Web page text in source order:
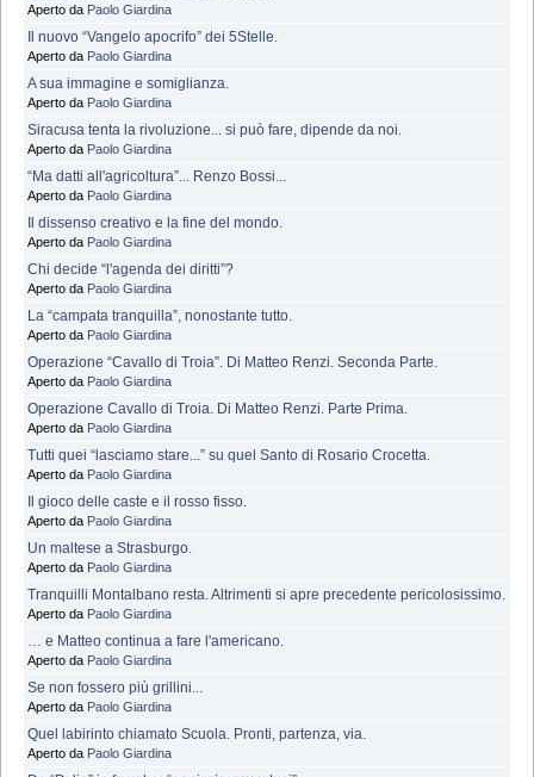
Aperto da Paolo Giardina
Il nuovo “Vangelo apocrifo” dei 5Stelle.
Aperto da Paolo Giardina
A sua immagine e somiglianza.
Aperto da Paolo Giardina
Siracusa tenta la rivoluzione... si può fare, dipende da noi.
Aperto da Paolo Giardina
“Ma datti all'agricoltura”... Renzo Bossi...
Aperto da Paolo Giardina
Il dissenso creativo e la fine del mondo.
Aperto da Paolo Giardina
Chi decide “l'agenda dei diritti”?
Aperto da Paolo Giardina
La “campata tranquilla”, nonostante tutto.
Aperto da Paolo Giardina
Operazione “Cavallo di Troia”. Di Matteo Renzi. Seconda Parte.
Aperto da Paolo Giardina
Operazione Cavallo di Troia. Di Matteo Renzi. Parte Prima.
Aperto da Paolo Giardina
Tutti quei “lasciamo stare...” su quel Santo di Rosario Crocetta.
Aperto da Paolo Giardina
Il gioco delle caste e il rosso fisso.
Aperto da Paolo Giardina
Un maltese a Strasburgo.
Aperto da Paolo Giardina
Tranquilli Montalbano resta. Altrimenti si apre precedente pericolosissimo.
Aperto da Paolo Giardina
… e Matteo continua a fare l'americano.
Aperto da Paolo Giardina
Se non fossero più grillini...
Aperto da Paolo Giardina
Quel labirinto chiamato Scuola. Pronti, partenza, via.
Aperto da Paolo Giardina